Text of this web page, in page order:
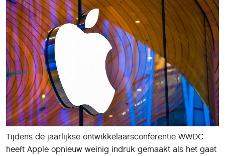
Tijdens de jaarlijkse ontwikkelaarsconferentie WWDC
heeft Apple opnieuw weinig indruk gemaakt als het gaat